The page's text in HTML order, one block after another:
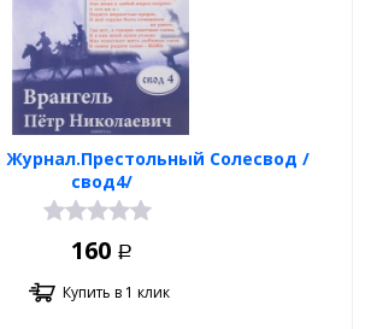
Журнал.Престольный Солесвод /
свод4/
160 Р
Купить в 1 клик